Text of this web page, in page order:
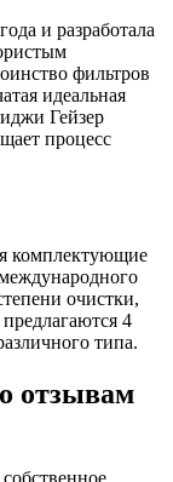
и разработала
фильтров
идеальная
Гейзер
процесс
комплектующие
очистки,
4
типа.
отзывам